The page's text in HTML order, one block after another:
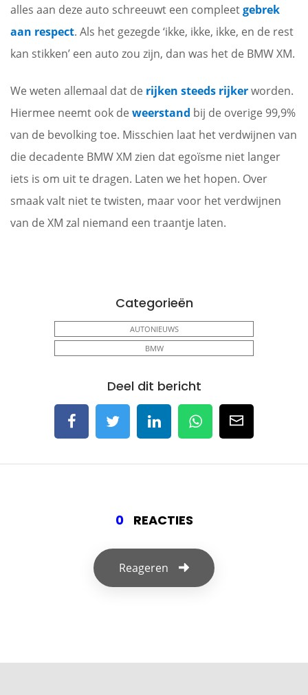
alles aan deze auto schreeuwt een compleetgebrek
aan respect. Als het gezegde ‘ikke, ikke, ikke, en de rest
kan stikken’ een auto zou zijn, dan was het de BMW XM.
We weten allemaal dat de rijken steeds rijkerworden.
Hiermee neemt ook de weerstand bij de overige 99,9%
van de bevolking toe. Misschien laat het verdwijnen van
die decadente BMW XM zien dat egoïsme niet langer
iets is om uit te dragen. Laten we het hopen. Over
smaak valt niet te twisten, maar voor het verdwijnen
van de XM zal niemand een traantje laten.
Categorieën
AUTONIEUWS
BMW
Deel dit bericht
0 REACTIES
Reageren
Je e-mailadres wordt niet gepubliceerd.